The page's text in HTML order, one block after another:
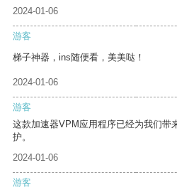
2024-01-06
游客
梯子神器，ins随便看，美美哒！
2024-01-06
游客
这款加速器VPM应用程序已经为我们带
护。
2024-01-06
游客